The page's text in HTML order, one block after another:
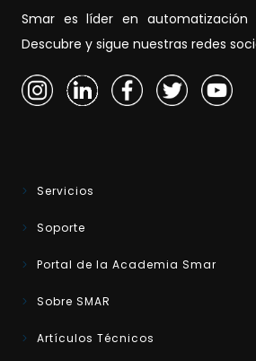
Smar es líder en automatización
Descubre y sigue nuestras redes
Servicios
Soporte
Portal de la Academia Smar
Sobre SMAR
Artículos Técnicos